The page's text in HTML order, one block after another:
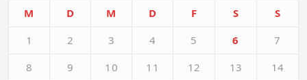
M D M D F S
S
1
2 3 4 5 6
7
8
9 10 11 12 13
14